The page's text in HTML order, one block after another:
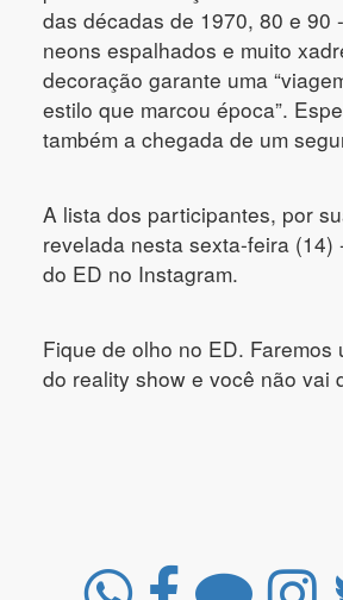
das décadas de 1970, 80 e 90
neons espalhados e muito
decoração garante uma
estilo que marcou época”.
também a chegada de um
A lista dos participantes, por
revelada nesta sexta-feira (14)
do ED no Instagram.
Fique de olho no ED. Faremos
do reality show e você não vai